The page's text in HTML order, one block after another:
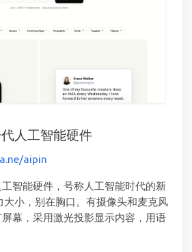
人工智能硬件
aipin
智能硬件，号称人工智能时代的新
小，别在胸口。有摄像头和麦克风
幕，采用激光投影显示内容，用语